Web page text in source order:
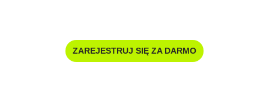
ZAREJESTRUJ SIĘ ZA DARMO